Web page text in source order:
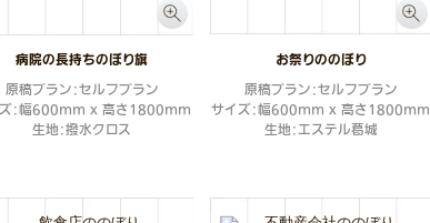
病院の長持ちのぼり旗
原稿プラン：セルフプラン
：幅600mm x 高さ1800mm
生地：撥水クロス
お祭りののぼり
原稿プラン：セルフプラン
サイズ：幅600mm x 高さ1800mm
生地：エステル葛城